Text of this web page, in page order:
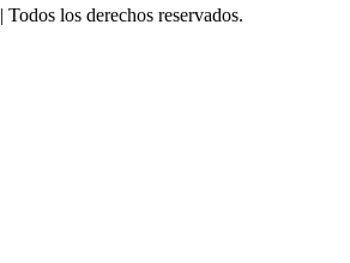
| Todos los derechos reservados.